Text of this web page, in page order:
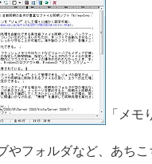
「メモ
フォルダなど、あち